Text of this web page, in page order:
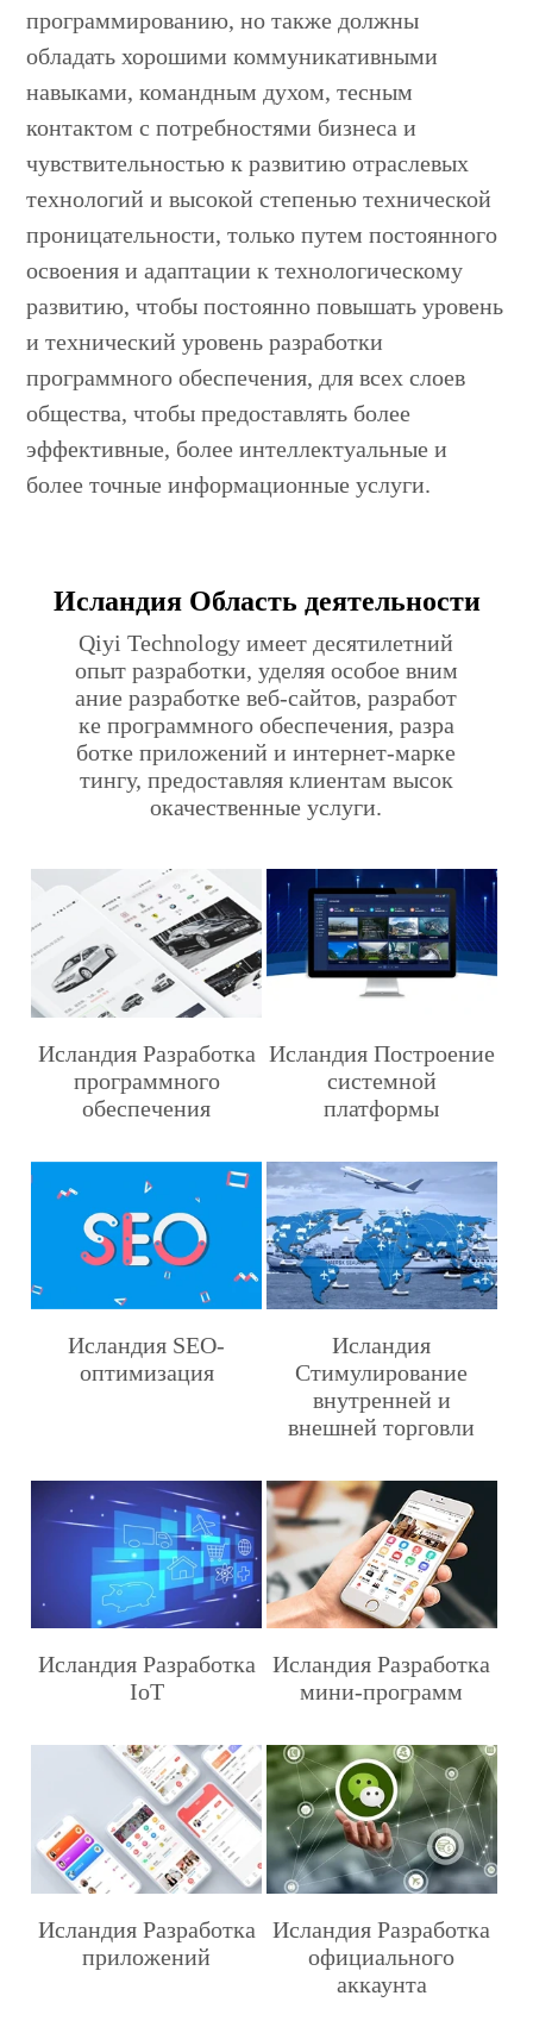
программированию, но также должны
обладать хорошими коммуникативными
навыками, командным духом, тесным
контактом с потребностями бизнеса и
чувствительностью к развитию отраслевых
технологий и высокой степенью технической
проницательности, только путем постоянного
освоения и адаптации к технологическому
развитию, чтобы постоянно повышать уровень
и технический уровень разработки
программного обеспечения, для всех слоев
общества, чтобы предоставлять более
эффективные, более интеллектуальные и
более точные информационные услуги.
Исландия Область деятельности
Qiyi Technology имеет десятилетний
опыт разработки, уделяя особое вним
ание разработке веб-сайтов, разработ
ке программного обеспечения, разра
ботке приложений и интернет-марке
тингу, предоставляя клиентам высок
окачественные услуги.
Исландия Разработка
программного
обеспечения
Исландия Построение
системной
платформы
Исландия SEO-
оптимизация
Исландия
Стимулирование
внутренней и
внешней торговли
Исландия Разработка
IoT
Исландия Разработка
мини-программ
Исландия Разработка
приложений
Исландия Разработка
официального
аккаунта